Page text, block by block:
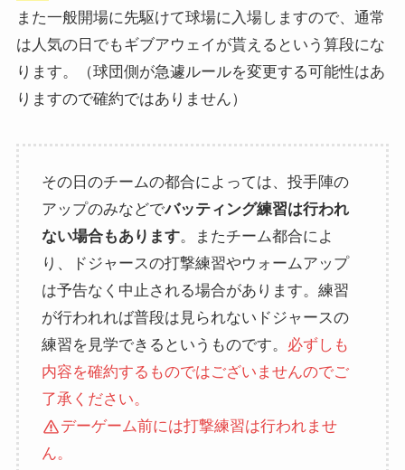
また一般開場に先駆けて球場に入場しますので、通常
は人気の日でもギブアウェイが貰えるという算段にな
ります。（球団側が急遽ルールを変更する可能性はあ
りますので確約ではありません）
その日のチームの都合によっては、投手陣の
アップのみなどでバッティング練習は行われ
ない場合もあります。またチーム都合によ
り、ドジャースの打撃練習やウォームアップ
は予告なく中止される場合があります。練習
が行われれば普段は見られないドジャースの
練習を見学できるというものです。 必ずしも
内容を確約するものではございませんのでご
了承ください。
デーゲーム前には打撃練習は行われませ
ん。